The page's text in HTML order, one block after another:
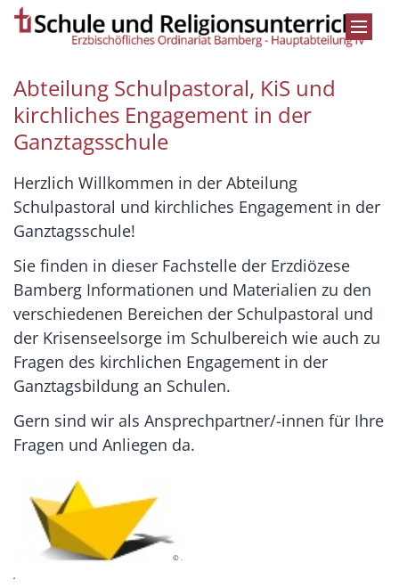
Zum Inhalt springen
Abteilung Schulpastoral, KiS und
kirchliches Engagement in der
Ganztagsschule
Herzlich Willkommen in der Abteilung
Schulpastoral und kirchliches Engagement in der
Ganztagsschule!
Sie finden in dieser Fachstelle der Erzdiözese
Bamberg Informationen und Materialien zu den
verschiedenen Bereichen der Schulpastoral und
der Krisenseelsorge im Schulbereich wie auch zu
Fragen des kirchlichen Engagement in der
Ganztagsbildung an Schulen.
Gern sind wir als Ansprechpartner/-innen für Ihre
Fragen und Anliegen da.
© .
.